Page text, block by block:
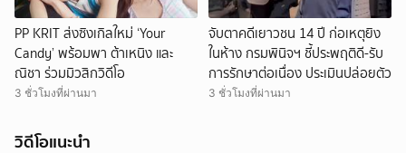
PP KRIT ส่งซิงเกิลใหม่ ‘Your
Candy’ พร้อมพา ต้าเหนิง และ
ณิชา ร่วมมิวสิกวิดีโอ
3 ชั่วโมงที่ผ่านมา
จับตาคดีเยาวชน 14 ปี ก่อเหตุยิง
ในห้าง กรมพินิจฯ ชี้ประพฤติดี-รับ
การรักษาต่อเนื่อง ประเมินปล่อยตัว
3 ชั่วโมงที่ผ่านมา
วิดีโอแนะนำ